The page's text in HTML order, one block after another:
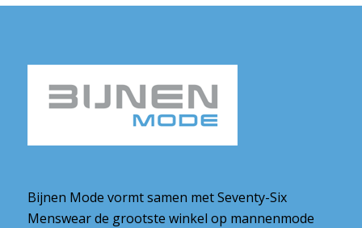
Bijnen Mode vormt samen met Seventy-Six
Menswear de grootste winkel op mannenmode